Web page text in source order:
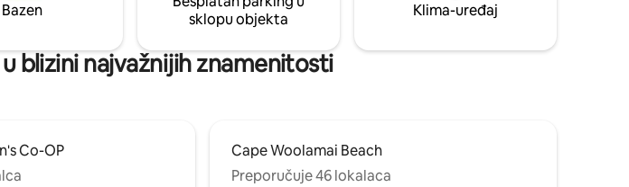
Bazen
sklopu objekta
Klima-uređaj
blizini najvažnijih znamenitosti
Co-OP
Cape Woolamai Beach
Preporučuje 46 lokalaca